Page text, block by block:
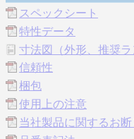
スペックシート
特性データ
寸法図（外形、推奨ラ
信頼性
梱包
使用上の注意
当社製品に関するお断